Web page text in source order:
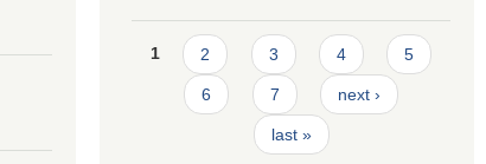
Pages
1 2 3 4 5
6 7 next ›
last »